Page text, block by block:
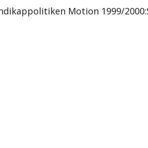
Motion 1999/